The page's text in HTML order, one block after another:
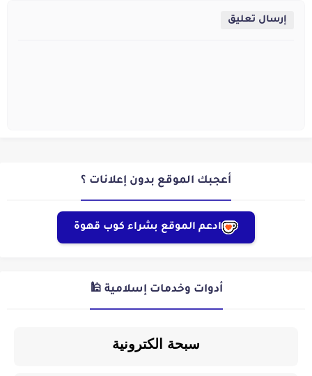
إرسال تعليق
أعجبك الموقع بدون إعلانات ؟
ادعم الموقع بشراء كوب قهوة
أدوات وخدمات إسلامية 🕌
سبحة الكترونية